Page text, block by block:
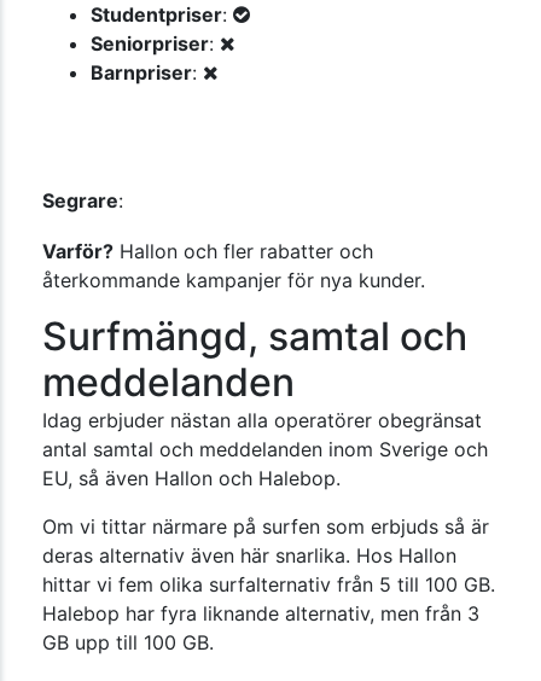
Studentpriser:
Seniorpriser:
Barnpriser:
Segrare:
Varför? Hallon och fler rabatter och
återkommande kampanjer för nya kunder.
Surfmängd, samtal och
meddelanden
Idag erbjuder nästan alla operatörer obegränsat
antal samtal och meddelanden inom Sverige och
EU, så även Hallon och Halebop.
Om vi tittar närmare på surfen som erbjuds så är
deras alternativ även här snarlika. Hos Hallon
hittar vi fem olika surfalternativ från 5 till 100 GB.
Halebop har fyra liknande alternativ, men från 3
GB upp till 100 GB.